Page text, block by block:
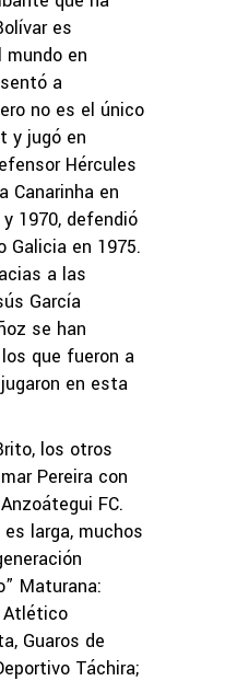
es
mundo en
a
no es el único
y jugó en
Hércules
Canarinha en
1970, defendió
Galicia en 1975.
a las
García
se han
que fueron a
en esta
los otros
Pereira con
FC.
larga, muchos
Maturana:
Atlético
Guaros de
Táchira;